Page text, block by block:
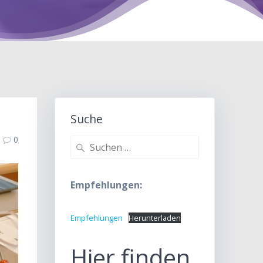
0
Suche
Suche
Empfehlungen:
Empfehlungen Herunterladen